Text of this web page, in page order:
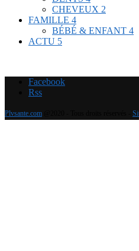
CHEVEUX 2
FAMILLE 4
BÉBÉ & ENFANT 4
ACTU 5
Facebook
Rss
Plvsante.com